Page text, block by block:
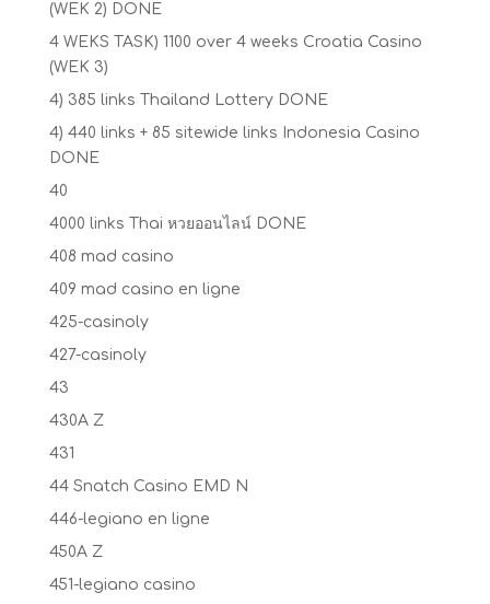
(WEK 2) DONE
4 WEKS TASK) 1100 over 4 weeks Croatia Casino
(WEK 3)
4) 385 links Thailand Lottery DONE
4) 440 links + 85 sitewide links Indonesia Casino
DONE
40
4000 links Thai หวยออนไลน์ DONE
408 mad casino
409 mad casino en ligne
425-casinoly
427-casinoly
43
430A Z
431
44 Snatch Casino EMD N
446-legiano en ligne
450A Z
451-legiano casino